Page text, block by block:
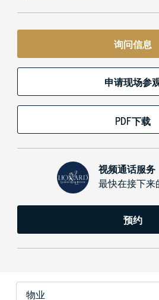
询问信息
申请现场参
PDF下载
视频通话服务
最快在接下
预约